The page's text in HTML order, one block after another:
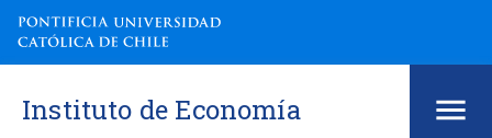
Instituto de Economía